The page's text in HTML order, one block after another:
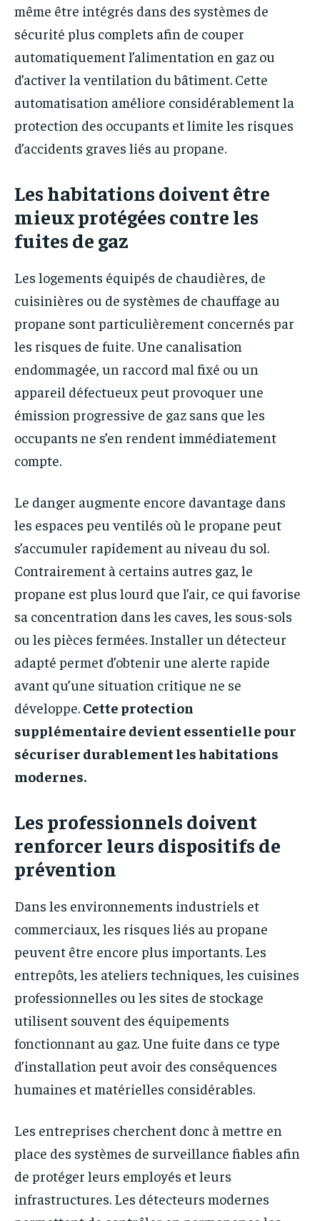
même être intégrés dans des systèmes de
sécurité plus complets afin de couper
automatiquement l’alimentation en gaz ou
d’activer la ventilation du bâtiment. Cette
automatisation améliore considérablement la
protection des occupants et limite les risques
d’accidents graves liés au propane.
Les habitations doivent être
mieux protégées contre les
fuites de gaz
Les logements équipés de chaudières, de
cuisinières ou de systèmes de chauffage au
propane sont particulièrement concernés par
les risques de fuite. Une canalisation
endommagée, un raccord mal fixé ou un
appareil défectueux peut provoquer une
émission progressive de gaz sans que les
occupants ne s’en rendent immédiatement
compte.
Le danger augmente encore davantage dans
les espaces peu ventilés où le propane peut
s’accumuler rapidement au niveau du sol.
Contrairement à certains autres gaz, le
propane est plus lourd que l’air, ce qui favorise
sa concentration dans les caves, les sous-sols
ou les pièces fermées. Installer un détecteur
adapté permet d’obtenir une alerte rapide
avant qu’une situation critique ne se
développe. Cette protection
supplémentaire devient essentielle pour
sécuriser durablement les habitations
modernes.
Les professionnels doivent
renforcer leurs dispositifs de
prévention
Dans les environnements industriels et
commerciaux, les risques liés au propane
peuvent être encore plus importants. Les
entrepôts, les ateliers techniques, les cuisines
professionnelles ou les sites de stockage
utilisent souvent des équipements
fonctionnant au gaz. Une fuite dans ce type
d’installation peut avoir des conséquences
humaines et matérielles considérables.
Les entreprises cherchent donc à mettre en
place des systèmes de surveillance fiables afin
de protéger leurs employés et leurs
infrastructures. Les détecteurs modernes